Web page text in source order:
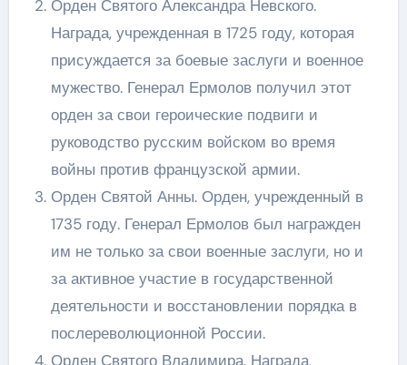
Орден Святого Александра Невского.
Награда, учрежденная в 1725 году, которая
присуждается за боевые заслуги и военное
мужество. Генерал Ермолов получил этот
орден за свои героические подвиги и
руководство русским войском во время
войны против французской армии.
Орден Святой Анны. Орден, учрежденный в
1735 году. Генерал Ермолов был награжден
им не только за свои военные заслуги, но и
за активное участие в государственной
деятельности и восстановлении порядка в
послереволюционной России.
Орден Святого Владимира. Награда,